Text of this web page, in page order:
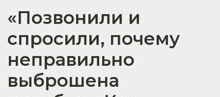
«Позвонили и
спросили, почему
неправильно
выброшена